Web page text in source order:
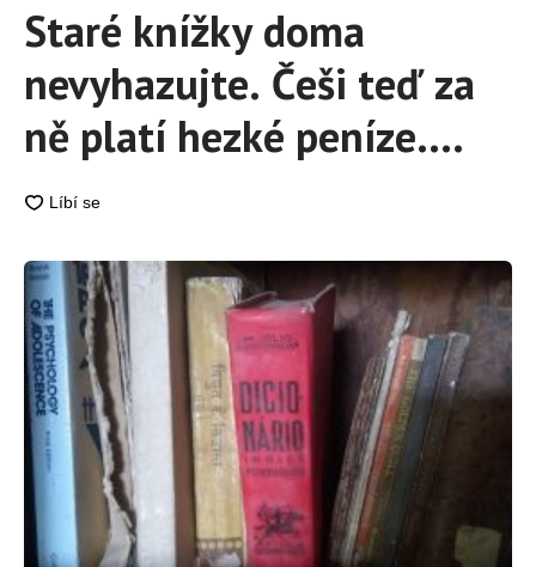
Staré knížky doma
nevyhazujte. Češi teď za
ně platí hezké peníze.
Jejich prodejem se dá